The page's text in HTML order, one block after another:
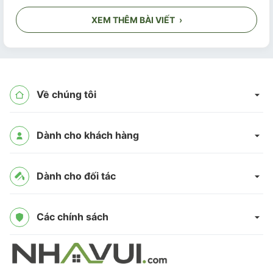
XEM THÊM BÀI VIẾT ›
Về chúng tôi
Dành cho khách hàng
Dành cho đối tác
Các chính sách